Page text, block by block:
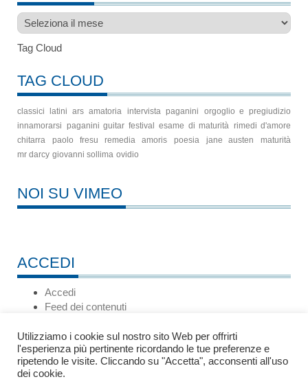
Archivio
Tag Cloud
TAG CLOUD
classici latini ars amatoria intervista paganini
orgoglio e pregiudizio
innamorarsi paganini guitar festival esame di maturità rimedi d'amore
chitarra
paolo fresu remedia amoris poesia jane austen
maturità
mr darcy giovanni sollima ovidio
NOI SU VIMEO
ACCEDI
Accedi
Feed dei contenuti
WordPress.org
Utilizziamo i cookie sul nostro sito Web per offrirti
l'esperienza più pertinente ricordando le tue preferenze e
ripetendo le visite. Cliccando su "Accetta", acconsenti all'uso
dei cookie.